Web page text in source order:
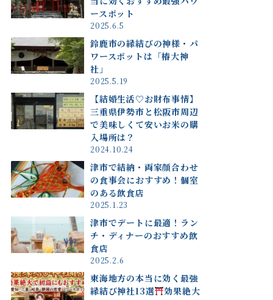
ースポット
2025.6.5
鈴鹿市の縁結びの神様・パ
ワースポットは「椿大神
社」
2025.5.19
【結婚生活♡お財布事情】
三重県伊勢市と松阪市周辺
で美味しくて安いお米の購
入場所は？
2024.10.24
津市で結納・両家顔合わせ
の食事会におすすめ！個室
のある飲食店
2025.1.23
津市でデートに最適！ラン
チ・ディナーのおすすめ飲
食店
2025.2.6
東海地方の本当に効く最強
縁結び神社13選
効果絶大